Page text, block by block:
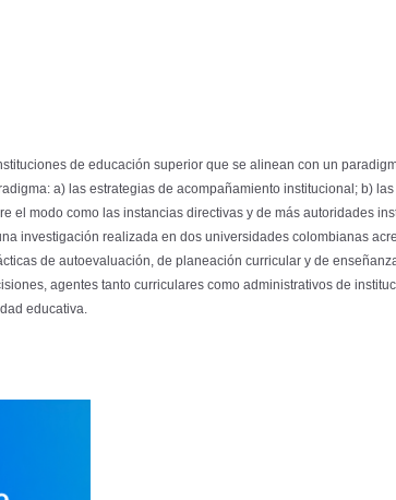
de educación superior que se alinean con un
a) las estrategias de acompañamiento institucional; b)
el modo como las instancias directivas y de más autoridades
investigación realizada en dos universidades colombianas
de autoevaluación, de planeación curricular y de
agentes tanto curriculares como administrativos de
educativa.